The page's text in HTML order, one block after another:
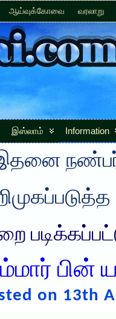
ஆய்வுக்கோவை வரலாறு
இஸ்லாம் Information
பின்
on 13th